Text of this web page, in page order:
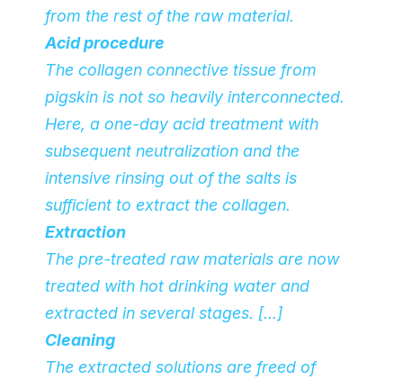
from the rest of the raw material.
Acid procedure
The collagen connective tissue from
pigskin is not so heavily interconnected.
Here, a one-day acid treatment with
subsequent neutralization and the
intensive rinsing out of the salts is
sufficient to extract the collagen.
Extraction
The pre-treated raw materials are now
treated with hot drinking water and
extracted in several stages. […]
Cleaning
The extracted solutions are freed of